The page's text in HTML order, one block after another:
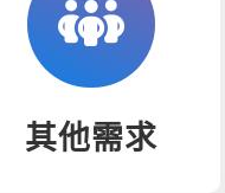
其他需求